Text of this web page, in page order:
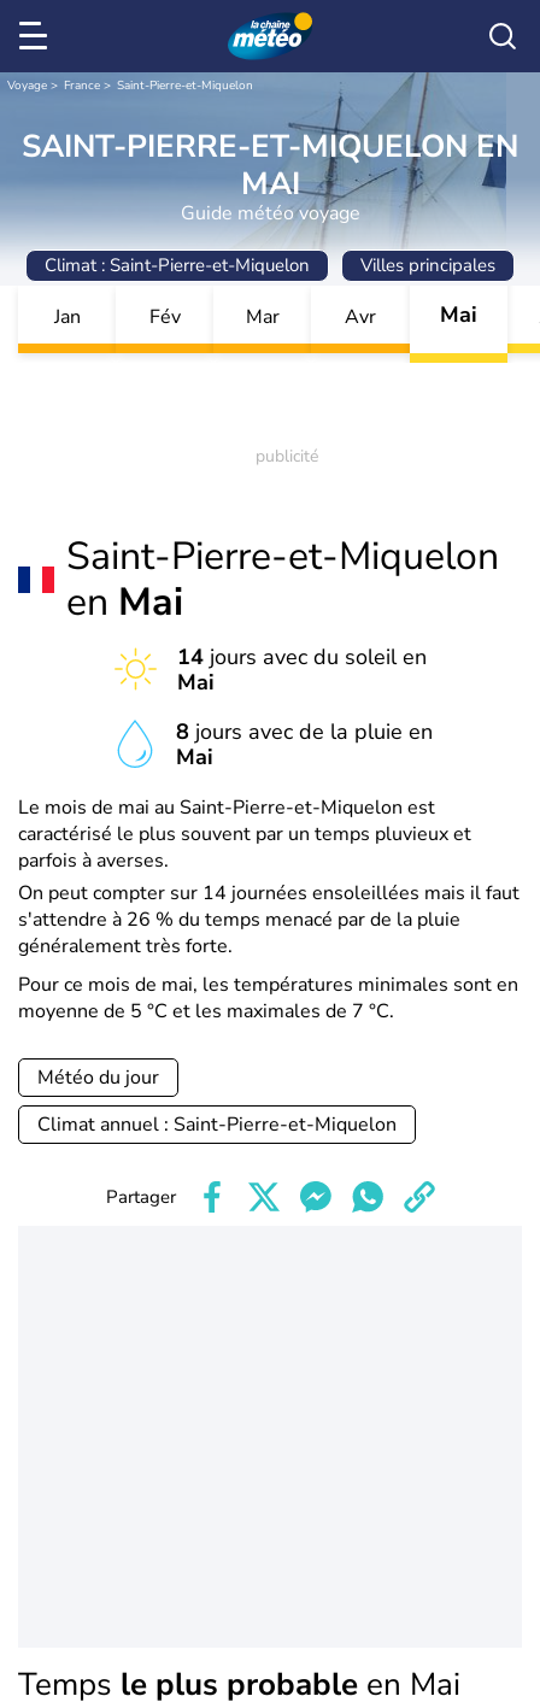
Voyage France Saint-Pierre-et-Miquelon
SAINT-PIERRE-ET-MIQUELON EN
MAI
Guide météo voyage
Climat : Saint-Pierre-et-Miquelon Villes principales
Jan Fév Mar Avr Mai
Saint-Pierre-et-Miquelon
en Mai
14 jours avec du soleil en
Mai
8 jours avec de la pluie en
Mai
Le mois de mai au Saint-Pierre-et-Miquelon est
caractérisé le plus souvent par un temps pluvieux et
parfois à averses.
On peut compter sur 14 journées ensoleillées mais il faut
s'attendre à 26 % du temps menacé par de la pluie
généralement très forte.
Pour ce mois de mai, les températures minimales sont en
moyenne de 5 °C et les maximales de 7 °C.
Météo du jour
Climat annuel : Saint-Pierre-et-Miquelon
Partager
Temps le plus probable en Mai